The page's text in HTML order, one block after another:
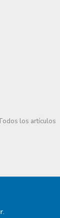
los artículos